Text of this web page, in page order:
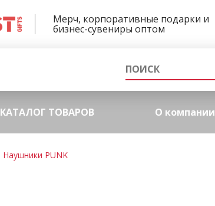
Мерч, корпоративные подарки и
бизнес-сувениры оптом
КАТАЛОГ ТОВАРОВ О компании
Наушники PUNK